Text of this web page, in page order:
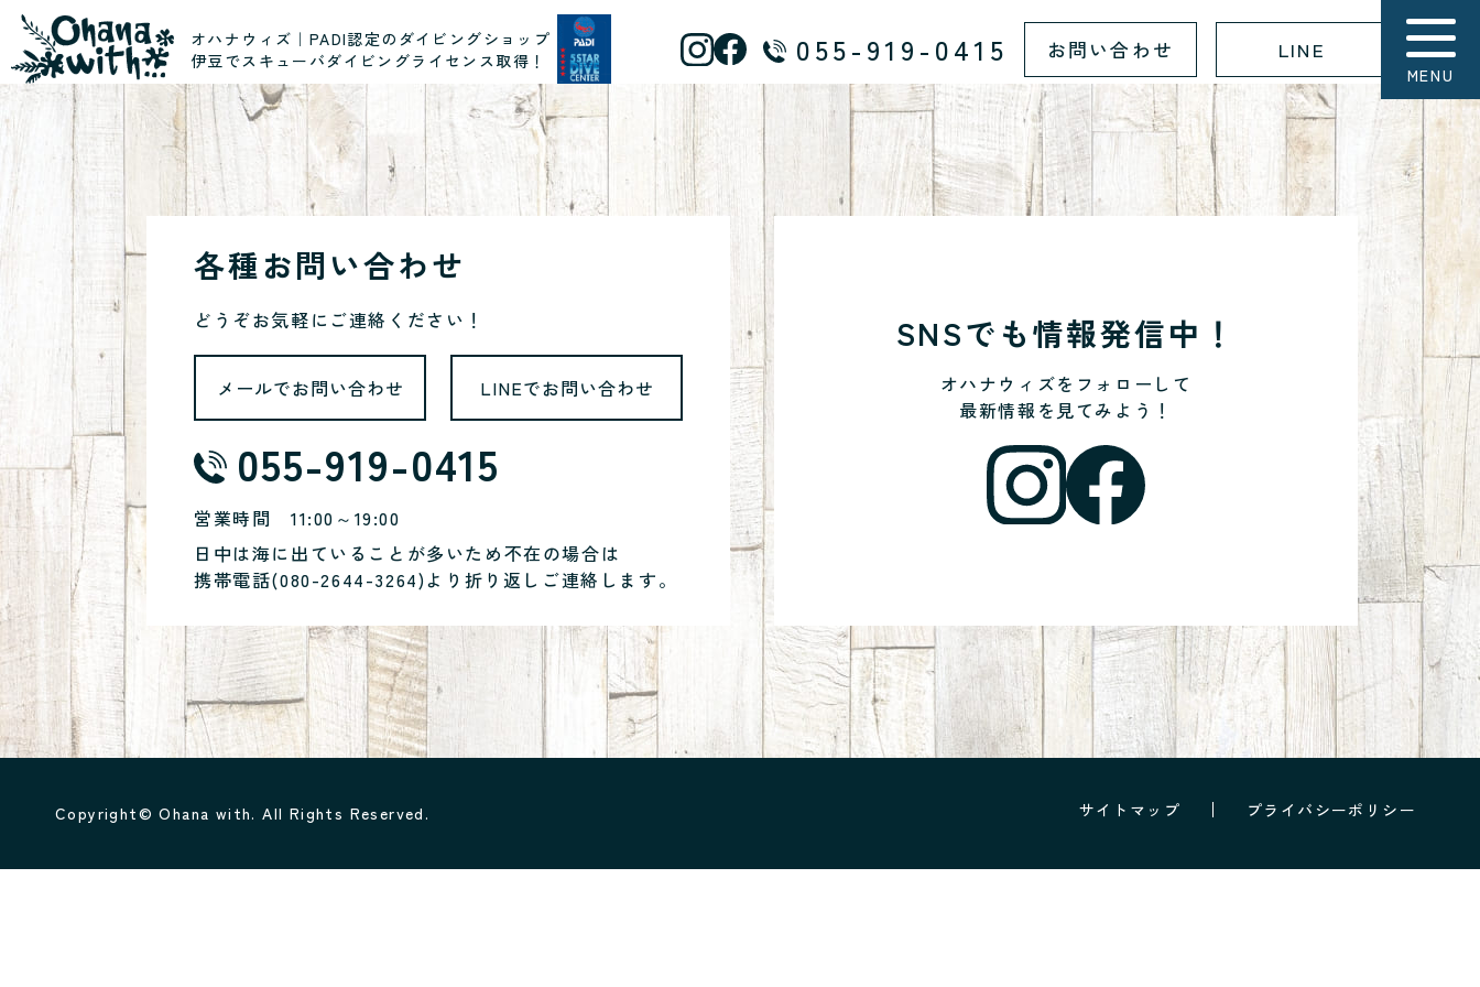
オハナウィズ｜PADI認定のダイビングショップ
伊豆でスキューバダイビングライセンス取得！
055-919-0415 お問い合わせ LINE
MENU
各種お問い合わせ
どうぞお気軽にご連絡ください！
メールでお問い合わせ LINEでお問い合わせ
055-919-0415
営業時間 11:00～19:00
日中は海に出ていることが多いため不在の場合は
携帯電話(080-2644-3264)より折り返しご連絡します。
SNSでも情報発信中！
オハナウィズをフォローして
最新情報を見てみよう！
サイトマップ プライバシーポリシー
Copyright© Ohana with. All Rights Reserved.